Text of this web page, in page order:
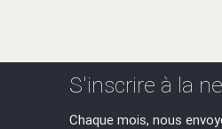
S'inscrire à la
Chaque mois, nous